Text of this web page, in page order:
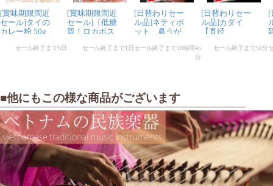
■他にもこの様な商品がございます